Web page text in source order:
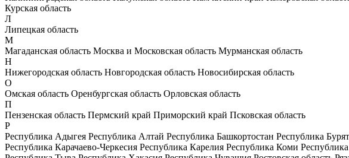
Курская область
Л
Липецкая область
М
Магаданская область Москва и Московская область Мурманская область
Н
Нижегородская область Новгородская область Новосибирская область
О
Омская область Оренбургская область Орловская область
П
Пензенская область Пермский край Приморский край Псковская область
Р
Республика Адыгея Республика Алтай Республика Башкортостан Республика
Республика Карачаево-Черкесия Республика Карелия Республика Коми